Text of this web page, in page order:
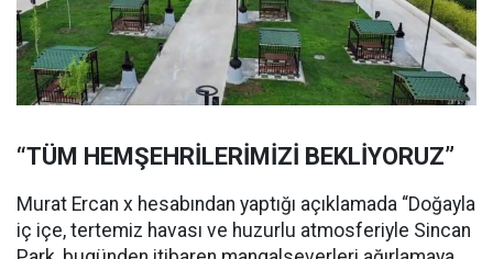
“TÜM HEMŞEHRİLERİMİZİ BEKLİYORUZ”
Murat Ercan x hesabından yaptığı açıklamada “Doğayla
iç içe, tertemiz havası ve huzurlu atmosferiyle Sincan